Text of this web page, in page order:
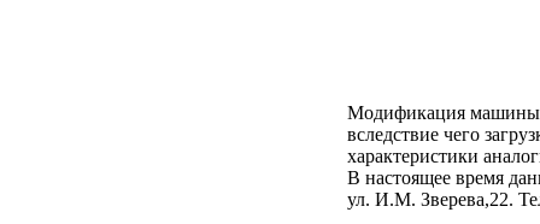
Модификация машины
вследствие чего
характеристики
В настоящее время
ул. И.М. Зверева,22.